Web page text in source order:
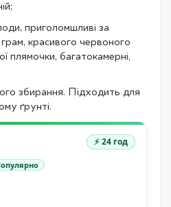
приголомшливі за
красивого червоного
плямочки, багатокамерні,
збирання. Підходить для
ґрунті.
⚡ 24 год